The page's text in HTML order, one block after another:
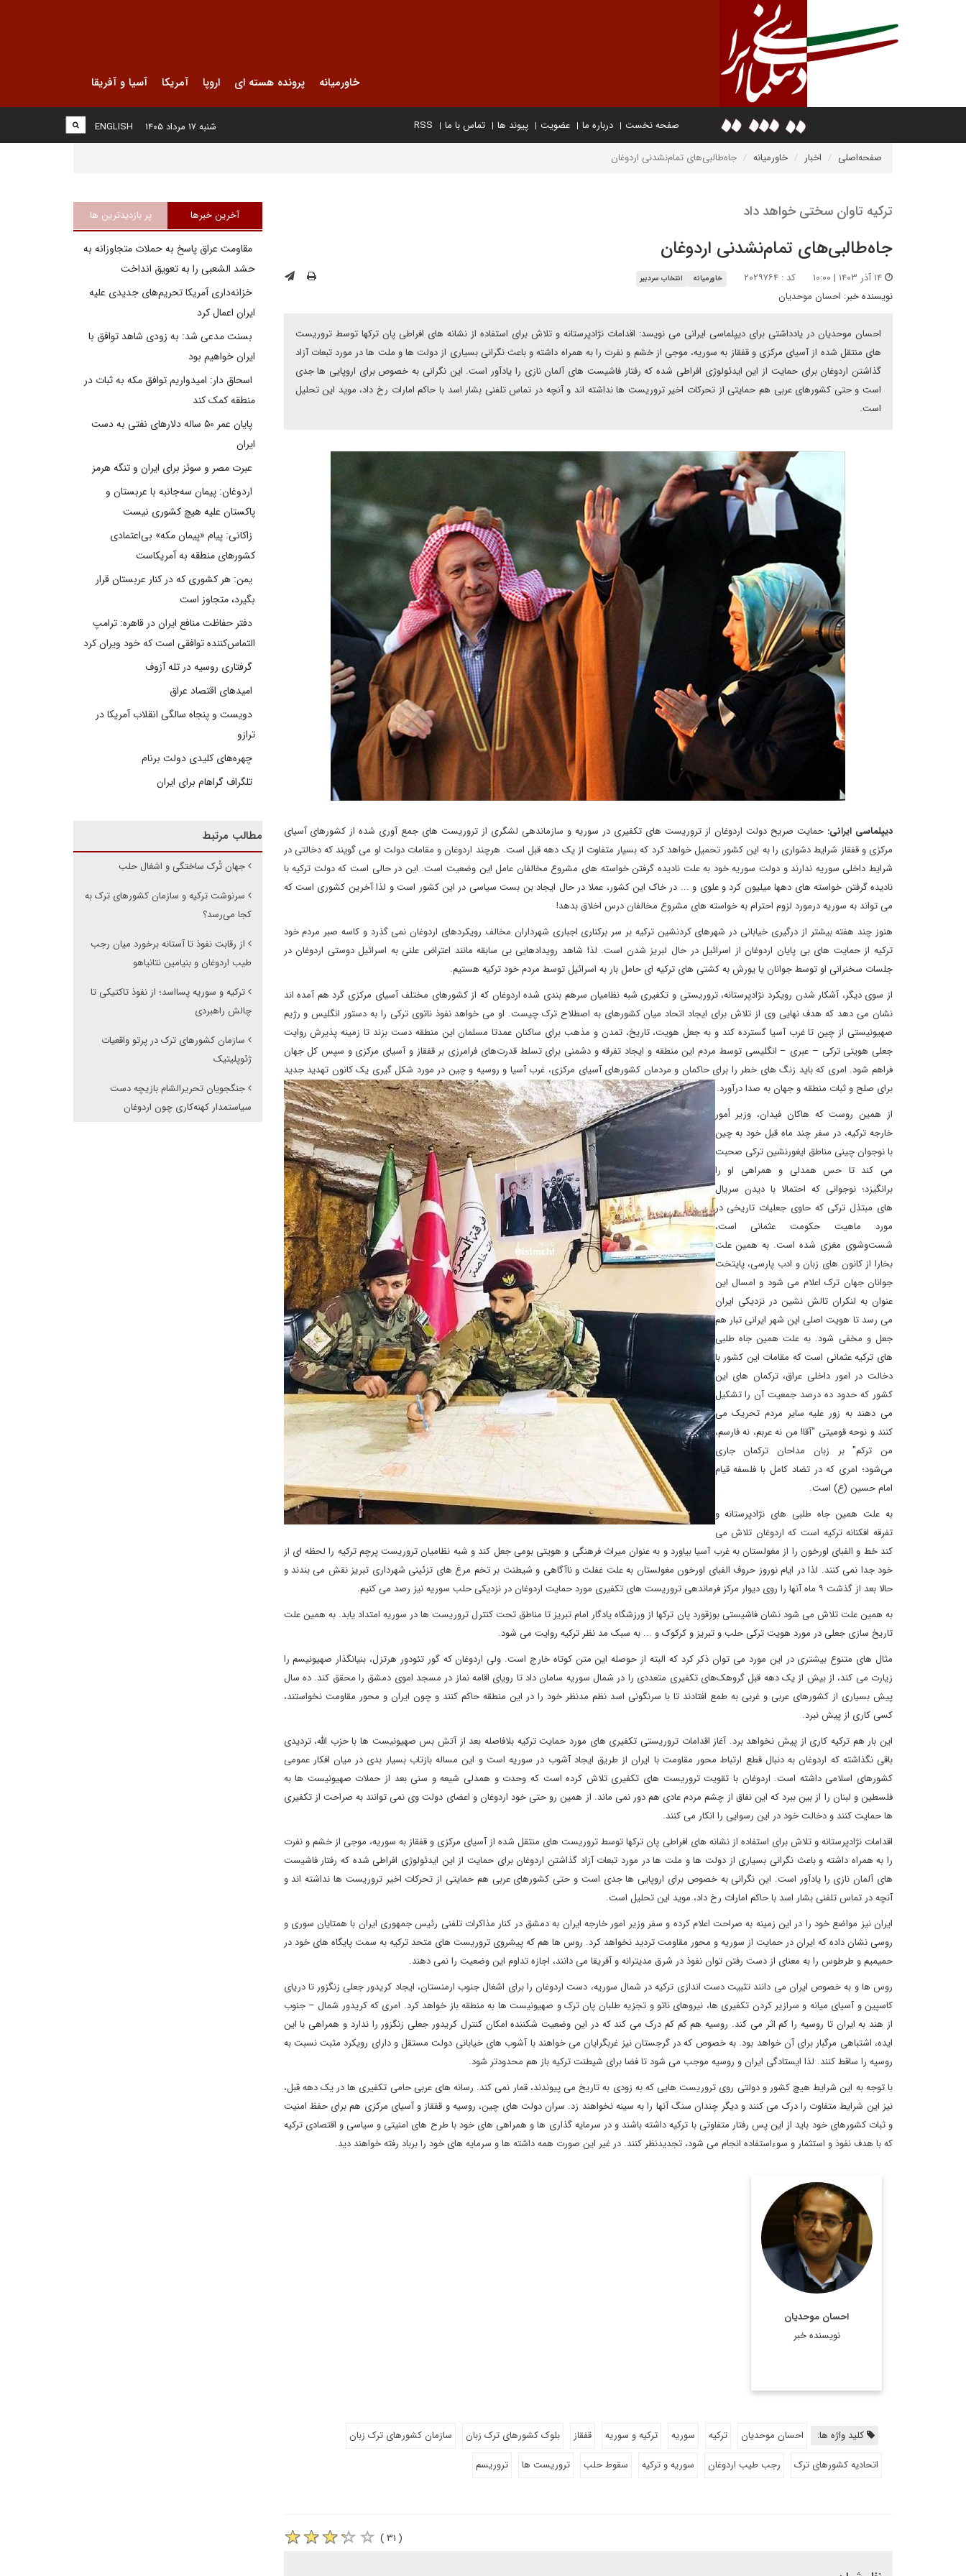
خاورمیانه پرونده هسته ای اروپا آمریکا آسیا و آفریقا
صفحه نخست درباره ما عضویت پیوند ها تماس با ما RSS
ENGLISH شنبه ۱۷ مرداد ۱۴۰۵
صفحه‌اصلی اخبار خاورمیانه جاه‌طالبی‌های تمام‌نشدنی اردوغان
ترکیه تاوان سختی خواهد داد
جاه‌طالبی‌های تمام‌نشدنی اردوغان
کد : ۲۰۲۹۷۶۴ خاورمیانه انتخاب سردبیر
نویسنده خبر: احسان موحدیان
احسان موحدیان در یادداشتی برای دیپلماسی ایرانی می نویسد: اقدامات نژادپرستانه و تلاش برای استفاده از نشانه های افراطی پان ترکها توسط تروریست
های منتقل شده از آسیای مرکزی و قفقاز به سوریه، موجی از خشم و نفرت را به همراه داشته و باعث نگرانی بسیاری از دولت ها و ملت ها در مورد تبعات آزاد
گذاشتن اردوغان برای حمایت از این ایدئولوژی افراطی شده که رفتار فاشیست های آلمان نازی را یادآور است. این نگرانی به خصوص برای اروپایی ها جدی
است و حتی کشورهای عربی هم حمایتی از تحرکات اخیر تروریست ها نداشته اند و آنچه در تماس تلفنی بشار اسد با حاکم امارات رخ داد، موید این تحلیل
است.
دیپلماسی ایرانی: حمایت صریح دولت اردوغان از تروریست های تکفیری در سوریه و سازماندهی لشگری از تروریست های جمع آوری شده از کشورهای آسیای
مرکزی و قفقاز شرایط دشواری را به این کشور تحمیل خواهد کرد که بسیار متفاوت از یک دهه قبل است. هرچند اردوغان و مقامات دولت او می گویند که دخالتی در
شرایط داخلی سوریه ندارند و دولت سوریه خود به علت نادیده گرفتن خواسته های مشروع مخالفان عامل این وضعیت است. این در حالی است که دولت ترکیه با
نادیده گرفتن خواسته های دهها میلیون کرد و علوی و ... در خاک این کشور، عملا در حال ایجاد بن بست سیاسی در این کشور است و لذا آخرین کشوری است که
می تواند به سوریه درمورد لزوم احترام به خواسته های مشروع مخالفان درس اخلاق بدهد!
هنوز چند هفته بیشتر از درگیری خیابانی در شهرهای کردنشین ترکیه بر سر برکناری اجباری شهرداران مخالف رویکردهای اردوغان نمی گذرد و کاسه صبر مردم خود
ترکیه از حمایت های بی پایان اردوغان از اسرائیل در حال لبریز شدن است. لذا شاهد رویدادهایی بی سابقه مانند اعتراض علنی به اسرائیل دوستی اردوغان در
جلسات سخنرانی او توسط جوانان یا یورش به کشتی های ترکیه ای حامل بار به اسرائیل توسط مردم خود ترکیه هستیم.
از سوی دیگر، آشکار شدن رویکرد نژادپرستانه، تروریستی و تکفیری شبه نظامیان سرهم بندی شده اردوغان که از کشورهای مختلف آسیای مرکزی گرد هم آمده اند
نشان می دهد که هدف نهایی وی از تلاش برای ایجاد اتحاد میان کشورهای به اصطلاح ترک چیست. او می خواهد نفوذ ناتوی ترکی را به دستور انگلیس و رژیم
صهیونیستی از چین تا غرب آسیا گسترده کند و به جعل هویت، تاریخ، تمدن و مذهب برای ساکنان عمدتا مسلمان این منطقه دست بزند تا زمینه پذیرش روایت
جعلی هویتی ترکی – عبری – انگلیسی توسط مردم این منطقه و ایجاد تفرقه و دشمنی برای تسلط قدرت‌های فرامرزی بر قفقاز و آسیای مرکزی و سپس کل جهان
فراهم شود. امری که باید زنگ های خطر را برای حاکمان و مردمان کشورهای آسیای مرکزی، غرب آسیا و روسیه و چین در مورد شکل گیری یک کانون تهدید جدید
برای صلح و ثبات منطقه و جهان به صدا درآورد.
از همین روست که هاکان فیدان، وزیر أمور
خارجه ترکیه، در سفر چند ماه قبل خود به چین
با نوجوان چینی مناطق ایغورنشین ترکی صحبت
می کند تا حس همدلی و همراهی او را
برانگیزد؛ نوجوانی که احتمالا با دیدن سریال
های مبتذل ترکی که حاوی جعلیات تاریخی در
مورد ماهیت حکومت عثمانی است،
شست‌وشوی مغزی شده است. به همین علت
بخارا از کانون های زبان و ادب پارسی، پایتخت
جوانان جهان ترک اعلام می شود و امسال این
عنوان به لنکران تالش نشین در نزدیکی ایران
می رسد تا هویت اصلی این شهر ایرانی تبار هم
جعل و مخفی شود. به علت همین جاه طلبی
های ترکیه عثمانی است که مقامات این کشور با
دخالت در امور داخلی عراق، ترکمان های این
کشور که حدود ده درصد جمعیت آن را تشکیل
می دهند به زور علیه سایر مردم تحریک می
کنند و نوحه قومیتی "آقا! من نه عربم، نه فارسم،
من ترکم" بر زبان مداحان ترکمان جاری
می‌شود؛ امری که در تضاد کامل با فلسفه قیام
امام حسین (ع) است.
به علت همین جاه طلبی های نژادپرستانه و
تفرقه افکنانه ترکیه است که اردوغان تلاش می
کند خط و الفبای اورخون را از مغولستان به غرب آسیا بیاورد و به عنوان میراث فرهنگی و هویتی بومی جعل کند و شبه نظامیان تروریست پرچم ترکیه را لحظه ای از
خود جدا نمی کنند. لذا در ایام نوروز حروف الفبای اورخون مغولستان به علت غفلت و ناآگاهی و شیطنت بر تخم مرغ های تزئینی شهرداری تبریز نقش می بندند و
حالا بعد از گذشت ۹ ماه آنها را روی دیوار مرکز فرماندهی تروریست های تکفیری مورد حمایت اردوغان در نزدیکی حلب سوریه نیز رصد می کنیم.
به همین علت تلاش می شود نشان فاشیستی بوزقورد پان ترکها از ورزشگاه یادگار امام تبریز تا مناطق تحت کنترل تروریست ها در سوریه امتداد یابد. به همین علت
تاریخ سازی جعلی در مورد هویت ترکی حلب و تبریز و کرکوک و ... به سبک مد نظر ترکیه روایت می شود.
مثال های متنوع بیشتری در این مورد می توان ذکر کرد که البته از حوصله این متن کوتاه خارج است. ولی اردوغان که گور تئودور هرتزل، بنیانگذار صهیونیسم را
زیارت می کند، از بیش از یک دهه قبل گروهک‌های تکفیری متعددی را در شمال سوریه سامان داد تا رویای اقامه نماز در مسجد اموی دمشق را محقق کند. ده سال
پیش بسیاری از کشورهای عربی و غربی به طمع افتادند تا با سرنگونی اسد نظم مدنظر خود را در این منطقه حاکم کنند و چون ایران و محور مقاومت نخواستند،
کسی کاری از پیش نبرد.
این بار هم ترکیه کاری از پیش نخواهد برد. آغاز اقدامات تروریستی تکفیری های مورد حمایت ترکیه بلافاصله بعد از آتش بس صهیونیست ها با حزب الله، تردیدی
باقی نگذاشته که اردوغان به دنبال قطع ارتباط محور مقاومت با ایران از طریق ایجاد آشوب در سوریه است و این مساله بازتاب بسیار بدی در میان افکار عمومی
کشورهای اسلامی داشته است. اردوغان با تقویت تروریست های تکفیری تلاش کرده است که وحدت و همدلی شیعه و سنی بعد از حملات صهیونیست ها به
فلسطین و لبنان را از بین ببرد که این نفاق از چشم مردم عادی هم دور نمی ماند. از همین رو حتی خود اردوغان و اعضای دولت وی نمی توانند به صراحت از تکفیری
ها حمایت کنند و دخالت خود در این رسوایی را انکار می کنند.
اقدامات نژادپرستانه و تلاش برای استفاده از نشانه های افراطی پان ترکها توسط تروریست های منتقل شده از آسیای مرکزی و قفقاز به سوریه، موجی از خشم و نفرت
را به همراه داشته و باعث نگرانی بسیاری از دولت ها و ملت ها در مورد تبعات آزاد گذاشتن اردوغان برای حمایت از این ایدئولوژی افراطی شده که رفتار فاشیست
های آلمان نازی را یادآور است. این نگرانی به خصوص برای اروپایی ها جدی است و حتی کشورهای عربی هم حمایتی از تحرکات اخیر تروریست ها نداشته اند و
آنچه در تماس تلفنی بشار اسد با حاکم امارات رخ داد، موید این تحلیل است.
ایران نیز مواضع خود را در این زمینه به صراحت اعلام کرده و سفر وزیر امور خارجه ایران به دمشق در کنار مذاکرات تلفنی رئیس جمهوری ایران با همتایان سوری و
روسی نشان داده که ایران در حمایت از سوریه و محور مقاومت تردید نخواهد کرد. روس ها هم که پیشروی تروریست های متحد ترکیه به سمت پایگاه های خود در
حمیمیم و طرطوس را به معنای از دست رفتن توان نفوذ در شرق مدیترانه و آفریقا می دانند، اجازه تداوم این وضعیت را نمی دهند.
روس ها و به خصوص ایران می دانند تثبیت دست اندازی ترکیه در شمال سوریه، دست اردوغان را برای اشغال جنوب ارمنستان، ایجاد کریدور جعلی زنگزور تا دریای
کاسپین و آسیای میانه و سرازیر کردن تکفیری ها، نیروهای ناتو و تجزیه طلبان پان ترک و صهیونیست ها به منطقه باز خواهد کرد. امری که کریدور شمال – جنوب
از هند به ایران تا روسیه را کم اثر می کند. روسیه هم کم کم درک می کند که در این وضعیت شکننده امکان کنترل کریدور جعلی زنگزور را ندارد و همراهی با این
ایده، اشتباهی مرگبار برای آن خواهد بود. به خصوص که در گرجستان نیز غربگرایان می خواهند با آشوب های خیابانی دولت مستقل و دارای رویکرد مثبت نسبت به
روسیه را ساقط کنند. لذا ایستادگی ایران و روسیه موجب می شود تا فضا برای شیطنت ترکیه باز هم محدودتر شود.
با توجه به این شرایط هیچ کشور و دولتی روی تروریست هایی که به زودی به تاریخ می پیوندند، قمار نمی کند. رسانه های عربی حامی تکفیری ها در یک دهه قبل،
نیز این شرایط متفاوت را درک می کنند و دیگر چندان سنگ آنها را به سینه نخواهند زد. سران دولت های چین، روسیه و قفقاز و آسیای مرکزی هم برای حفظ امنیت
و ثبات کشورهای خود باید از این پس رفتار متفاوتی با ترکیه داشته باشند و در سرمایه گذاری ها و همراهی های خود با طرح های امنیتی و سیاسی و اقتصادی ترکیه
که با هدف نفوذ و استثمار و سوءاستفاده انجام می شود، تجدیدنظر کنند. در غیر این صورت همه داشته ها و سرمایه های خود را برباد رفته خواهند دید.
احسان موحدیان
نویسنده خبر
دکتر احسان موحدیان،
مدرس دانشگاه و کارشناس
روابط بین الملل
اطلاعات بیشتر
کلید واژه ها: احسان موحدیان ترکیه سوریه ترکیه و سوریه قفقاز بلوک کشورهای ترک زبان
سازمان کشورهای ترک زبان
اتحادیه کشورهای ترک
رجب طیب اردوغان سوریه و ترکیه سقوط حلب تروریست ها تروریسم
( ۳۱ )
آخرین خبرها پر بازدیدترین ها
مقاومت عراق پاسخ به حملات متجاوزانه به
حشد الشعبی را به تعویق انداخت
خزانه‌داری آمریکا تحریم‌های جدیدی علیه
ایران اعمال کرد
بسنت مدعی شد: به زودی شاهد توافق با
ایران خواهیم بود
اسحاق دار: امیدواریم توافق مکه به ثبات در
منطقه کمک کند
پایان عمر ۵۰ ساله دلارهای نفتی به دست
ایران
عبرت مصر و سوئز برای ایران و تنگه هرمز
اردوغان: پیمان سه‌جانبه با عربستان و
پاکستان علیه هیچ کشوری نیست
زاکانی: پیام «پیمان مکه» بی‌اعتمادی
کشورهای منطقه به آمریکاست
یمن: هر کشوری که در کنار عربستان قرار
بگیرد، متجاوز است
دفتر حفاظت منافع ایران در قاهره: ترامپ
التماس‌کننده توافقی است که خود ویران کرد
گرفتاری روسیه در تله آزوف
امیدهای اقتصاد عراق
دویست و پنجاه سالگی انقلاب آمریکا در
ترازو
چهره‌های کلیدی دولت برنام
تلگراف گراهام برای ایران
مطالب مرتبط
جهان تُرک ساختگی و اشغال حلب
سرنوشت ترکیه و سازمان کشورهای ترک به
کجا می‌رسد؟
از رقابت نفوذ تا آستانه برخورد میان رجب
طیب اردوغان و بنیامین نتانیاهو
ترکیه و سوریه پسااسد؛ از نفوذ تاکتیکی تا
چالش راهبردی
سازمان کشورهای ترک در پرتو واقعیات
ژئوپلیتیک
جنگجویان تحریرالشام بازیچه دست
سیاستمدار کهنه‌کاری چون اردوغان